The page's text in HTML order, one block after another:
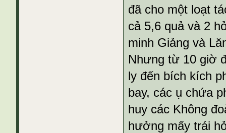
đã cho một loạt
cả 5,6 quả và 2
minh Giảng và
Nhưng từ 10 giờ
ly đến bích kích
bay, các ụ chứa
huy các Không
hưởng mấy trái